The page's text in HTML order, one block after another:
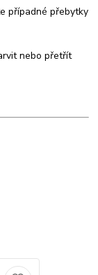
případné přebytky
nebo přetřít